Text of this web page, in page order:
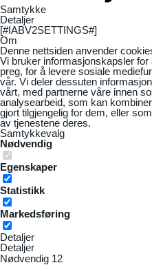
Samtykke
Detaljer
[#IABV2SETTINGS#]
Om
Denne nettsiden anvender
Vi bruker informasjonskapsler
preg, for å levere sosiale
vår. Vi deler dessuten
vårt, med partnerne våre innen
analysearbeid, som kan
gjort tilgjengelig for dem, eller
av tjenestene deres.
Samtykkevalg
Nødvendig
Egenskaper
Statistikk
Markedsføring
Detaljer
Detaljer
Nødvendig 12